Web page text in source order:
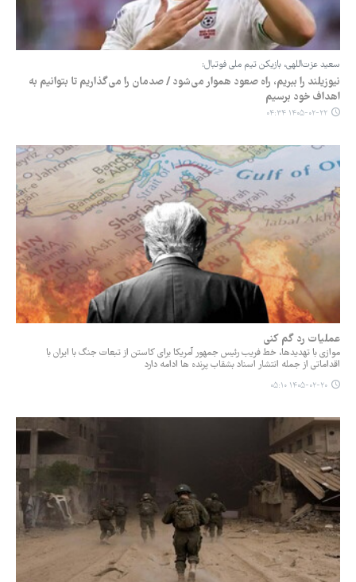
سعید عزت‌اللهی، بازیکن تیم ملی فوتبال:
نیوزیلند را ببریم، راه صعود هموار می‌شود / صدمان را می‌گذاریم تا بتوانیم به
اهداف خود برسیم
۱۴۰۵-۰۲-۲۲ ۰۴:۳۴
عملیات رد گم کنی
موازی با تهدیدها، خط فریب رئیس جمهور آمریکا برای کاستن از تبعات جنگ با ایران با
اقداماتی از جمله انتشار اسناد بشقاب پرنده ها ادامه دارد
۱۴۰۵-۰۲-۲۰ ۰۵:۱۰